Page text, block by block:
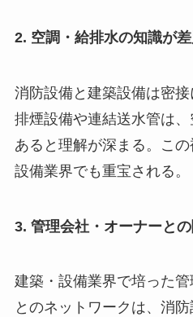
2. 空調・給排水の知識が
消防設備と建築設備は密
排煙設備や連結送水管は
あると理解が深まる。こ
設備業界でも重宝される。
3. 管理会社・オーナーと
建築・設備業界で培った
とのネットワークは、消